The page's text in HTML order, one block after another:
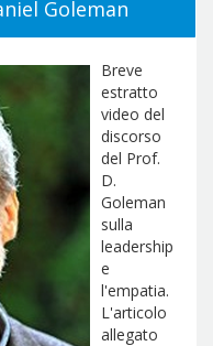
Goleman
Breve
estratto
video del
discorso
del Prof.
D.
Goleman
sulla
leadership
e
l'empatia.
L'articolo
allegato